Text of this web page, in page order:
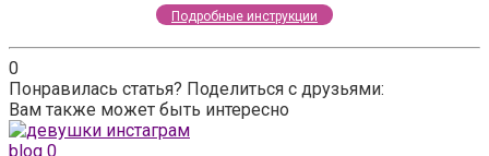
Подробные инструкции
0
Понравилась статья? Поделиться с друзьями:
Вам также может быть интересно
blog 0